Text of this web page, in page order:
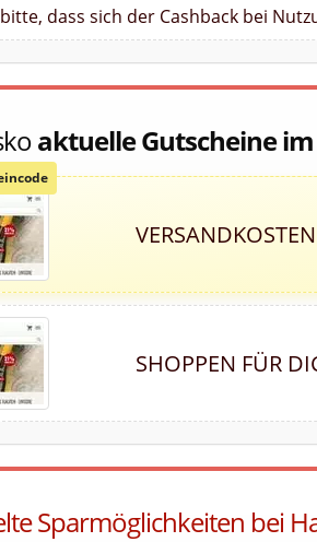
dass sich der Cashback bei
aktuelle Gutscheine
SHOPPEN FÜR
Sparmöglichkeiten bei